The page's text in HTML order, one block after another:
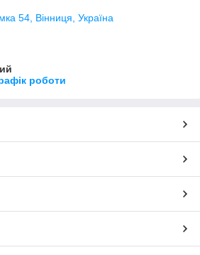
54, Вінниця, Україна
роботи